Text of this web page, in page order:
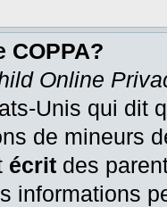
COPPA?
Online
Unis qui dit
de mineurs
écrit des
informations